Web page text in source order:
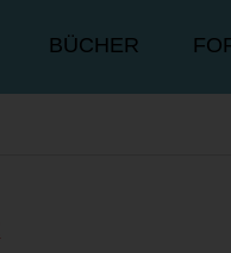
BÜCHER